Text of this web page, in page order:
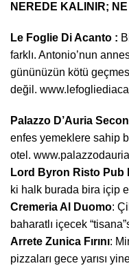
NEREDE KALINIR;
Le Foglie Di Acanto :
farklı. Antonio’nun
gününüzün kötü
değil.
Palazzo D’Auria
enfes yemeklere sahip
otel.
Lord Byron Risto Pub
ki halk burada bira içip
Cremeria Al Duomo:
baharatlı içecek
Arrete Zunica Fırını:
pizzaları gece yarısı